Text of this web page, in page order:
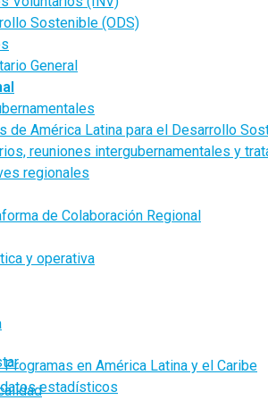
Sostenible (ODS)
General
de América Latina para el Desarrollo
reuniones intergubernamentales y
regionales
de Colaboración Regional
y operativa
en América Latina y el Caribe
estadísticos